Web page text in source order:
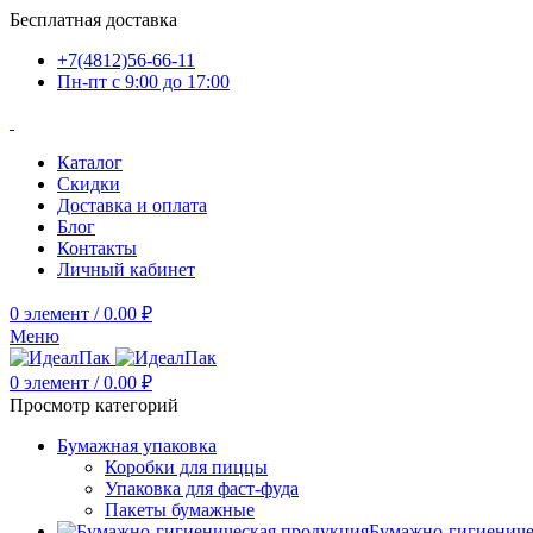
Бесплатная доставка
+7(4812)56-66-11
Пн-пт c 9:00 до 17:00
Каталог
Скидки
Доставка и оплата
Блог
Контакты
Личный кабинет
0 элемент / 0.00 ₽
Меню
0 элемент / 0.00 ₽
Просмотр категорий
Бумажная упаковка
Коробки для пиццы
Упаковка для фаст-фуда
Пакеты бумажные